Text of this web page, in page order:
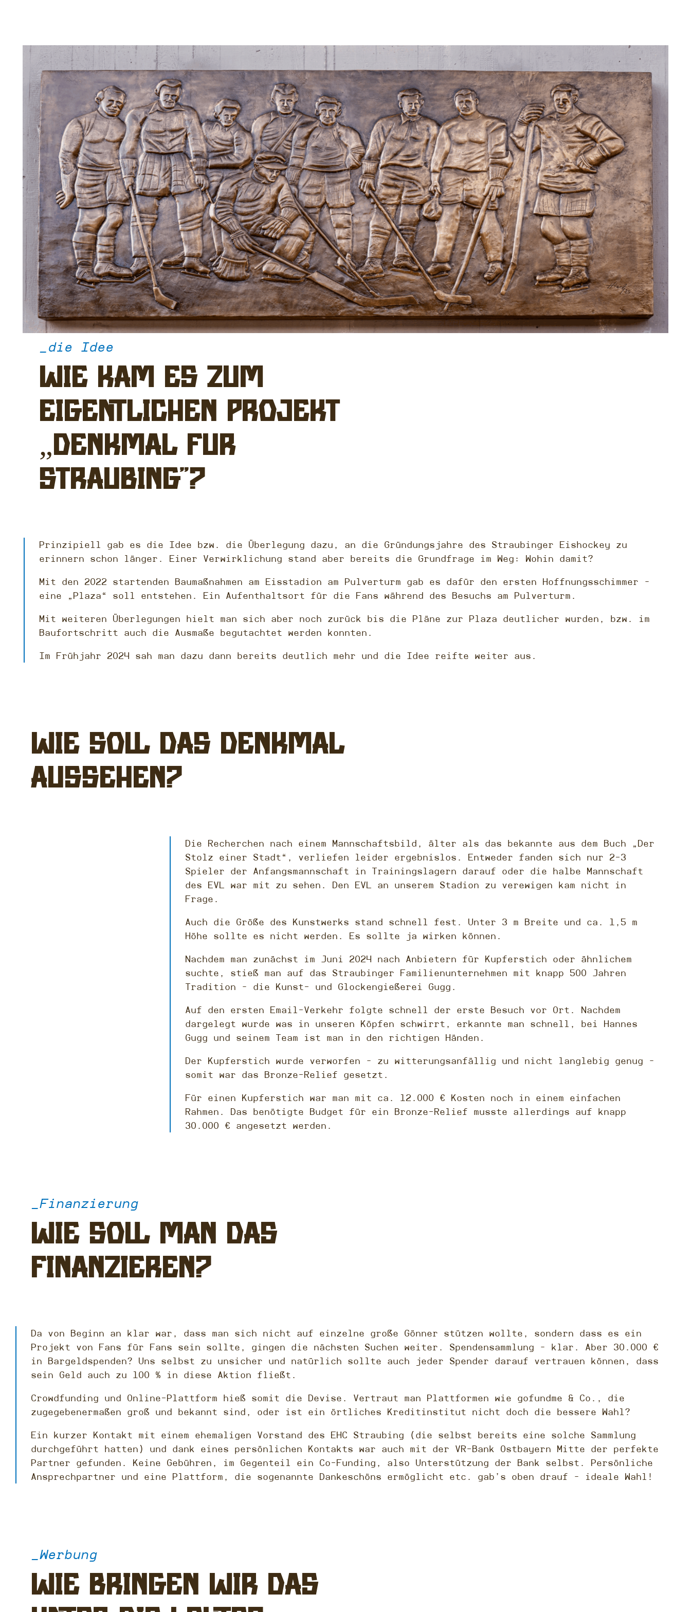
_die Idee
Wie kam es zum
eigentlichen Projekt
„Denkmal für
Straubing“?
Prinzipiell gab es die Idee bzw. die Überlegung dazu, an die Gründungsjahre des Straubinger Eishockey zu
erinnern schon länger. Einer Verwirklichung stand aber bereits die Grundfrage im Weg: Wohin damit?
Mit den 2022 startenden Baumaßnahmen am Eisstadion am Pulverturm gab es dafür den ersten Hoffnungsschimmer –
eine „Plaza“ soll entstehen. Ein Aufenthaltsort für die Fans während des Besuchs am Pulverturm.
Mit weiteren Überlegungen hielt man sich aber noch zurück bis die Pläne zur Plaza deutlicher wurden, bzw. im
Baufortschritt auch die Ausmaße begutachtet werden konnten.
Im Frühjahr 2024 sah man dazu dann bereits deutlich mehr und die Idee reifte weiter aus.
Wie soll das Denkmal
aussehen?
Die Recherchen nach einem Mannschaftsbild, älter als das bekannte aus dem Buch „Der
Stolz einer Stadt“, verliefen leider ergebnislos. Entweder fanden sich nur 2-3
Spieler der Anfangsmannschaft in Trainingslagern darauf oder die halbe Mannschaft
des EVL war mit zu sehen. Den EVL an unserem Stadion zu verewigen kam nicht in
Frage.
Auch die Größe des Kunstwerks stand schnell fest. Unter 3 m Breite und ca. 1,5 m
Höhe sollte es nicht werden. Es sollte ja wirken können.
Nachdem man zunächst im Juni 2024 nach Anbietern für Kupferstich oder ähnlichem
suchte, stieß man auf das Straubinger Familienunternehmen mit knapp 500 Jahren
Tradition – die Kunst- und Glockengießerei Gugg.
Auf den ersten Email-Verkehr folgte schnell der erste Besuch vor Ort. Nachdem
dargelegt wurde was in unseren Köpfen schwirrt, erkannte man schnell, bei Hannes
Gugg und seinem Team ist man in den richtigen Händen.
Der Kupferstich wurde verworfen – zu witterungsanfällig und nicht langlebig genug –
somit war das Bronze-Relief gesetzt.
Für einen Kupferstich war man mit ca. 12.000 € Kosten noch in einem einfachen
Rahmen. Das benötigte Budget für ein Bronze-Relief musste allerdings auf knapp
30.000 € angesetzt werden.
_Finanzierung
Wie soll man das
finanzieren?
Da von Beginn an klar war, dass man sich nicht auf einzelne große Gönner stützen wollte, sondern dass es ein
Projekt von Fans für Fans sein sollte, gingen die nächsten Suchen weiter. Spendensammlung – klar. Aber 30.000 €
in Bargeldspenden? Uns selbst zu unsicher und natürlich sollte auch jeder Spender darauf vertrauen können, dass
sein Geld auch zu 100 % in diese Aktion fließt.
Crowdfunding und Online-Plattform hieß somit die Devise. Vertraut man Plattformen wie gofundme & Co., die
zugegebenermaßen groß und bekannt sind, oder ist ein örtliches Kreditinstitut nicht doch die bessere Wahl?
Ein kurzer Kontakt mit einem ehemaligen Vorstand des EHC Straubing (die selbst bereits eine solche Sammlung
durchgeführt hatten) und dank eines persönlichen Kontakts war auch mit der VR-Bank Ostbayern Mitte der perfekte
Partner gefunden. Keine Gebühren, im Gegenteil ein Co-Funding, also Unterstützung der Bank selbst. Persönliche
Ansprechpartner und eine Plattform, die sogenannte Dankeschöns ermöglicht etc. gab’s oben drauf – ideale Wahl!
_Werbung
Wie bringen wir das